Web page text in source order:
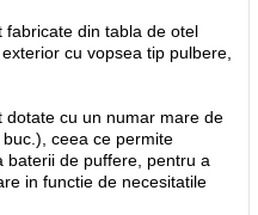
fabricate din tabla de otel
cu vopsea tip pulbere,
dotate cu un numar mare de
ceea ce permite
baterii de puffere, pentru a
in functie de necesitatile